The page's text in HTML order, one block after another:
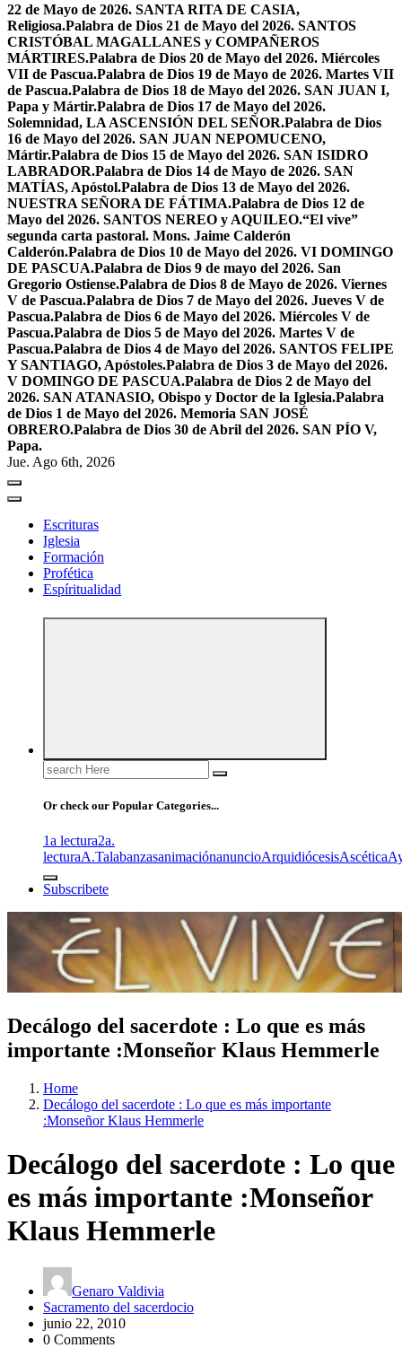
22 de Mayo de 2026. SANTA RITA DE CASIA,
Religiosa.Palabra de Dios 21 de Mayo del 2026. SANTOS
CRISTÓBAL MAGALLANES y COMPAÑEROS
MÁRTIRES.Palabra de Dios 20 de Mayo del 2026. Miércoles
VII de Pascua.Palabra de Dios 19 de Mayo de 2026. Martes VII
de Pascua.Palabra de Dios 18 de Mayo del 2026. SAN JUAN I,
Papa y Mártir.Palabra de Dios 17 de Mayo del 2026.
Solemnidad, LA ASCENSIÓN DEL SEÑOR.Palabra de Dios
16 de Mayo del 2026. SAN JUAN NEPOMUCENO,
Mártir.Palabra de Dios 15 de Mayo del 2026. SAN ISIDRO
LABRADOR.Palabra de Dios 14 de Mayo de 2026. SAN
MATÍAS, Apóstol.Palabra de Dios 13 de Mayo del 2026.
NUESTRA SEÑORA DE FÁTIMA.Palabra de Dios 12 de
Mayo del 2026. SANTOS NEREO y AQUILEO.“El vive”
segunda carta pastoral. Mons. Jaime Calderón
Calderón.Palabra de Dios 10 de Mayo del 2026. VI DOMINGO
DE PASCUA.Palabra de Dios 9 de mayo del 2026. San
Gregorio Ostiense.Palabra de Dios 8 de Mayo de 2026. Viernes
V de Pascua.Palabra de Dios 7 de Mayo del 2026. Jueves V de
Pascua.Palabra de Dios 6 de Mayo del 2026. Miércoles V de
Pascua.Palabra de Dios 5 de Mayo del 2026. Martes V de
Pascua.Palabra de Dios 4 de Mayo del 2026. SANTOS FELIPE
Y SANTIAGO, Apóstoles.Palabra de Dios 3 de Mayo del 2026.
V DOMINGO DE PASCUA.Palabra de Dios 2 de Mayo del
2026. SAN ATANASIO, Obispo y Doctor de la Iglesia.Palabra
de Dios 1 de Mayo del 2026. Memoria SAN JOSÉ
OBRERO.Palabra de Dios 30 de Abril del 2026. SAN PÍO V,
Papa.
Jue. Ago 6th, 2026
Escrituras
Iglesia
Formación
Profética
Espíritualidad
Search
for:
Or check our Popular Categories...
1a lectura2a.
lecturaA.TalabanzasanimaciónanuncioArquidiócesisAscética
Subscribete
Decálogo del sacerdote : Lo que es más
importante :Monseñor Klaus Hemmerle
Home
Decálogo del sacerdote : Lo que es más importante
:Monseñor Klaus Hemmerle
Decálogo del sacerdote : Lo que
es más importante :Monseñor
Klaus Hemmerle
Genaro Valdivia
Sacramento del sacerdocio
junio 22, 2010
0 Comments